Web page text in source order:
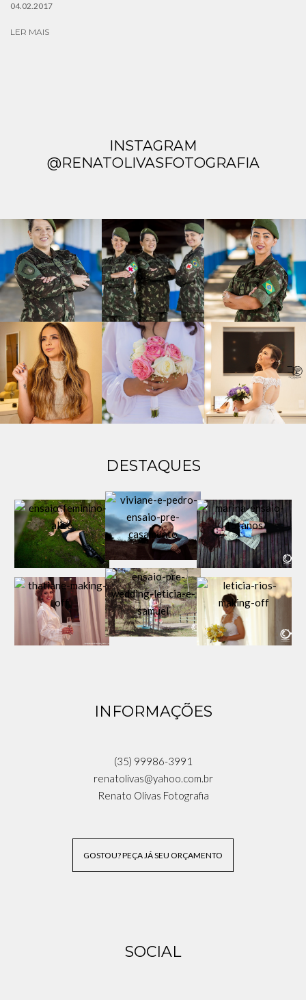
04.02.2017
LER MAIS
INSTAGRAM
@RENATOLIVASFOTOGRAFIA
DESTAQUES
INFORMAÇÕES
(35) 99986-3991
renatolivas@yahoo.com.br
Renato Olivas Fotografia
GOSTOU? PEÇA JÁ SEU ORÇAMENTO
SOCIAL